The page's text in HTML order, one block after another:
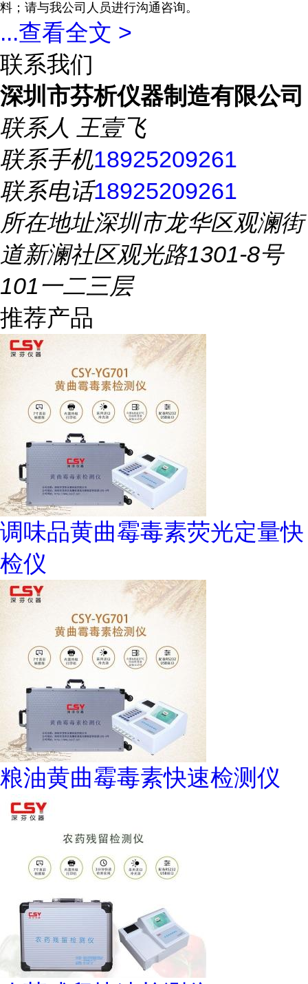
料；请与我公司人员进行沟通咨询。
...查看全文 >
联系我们
深圳市芬析仪器制造有限公司
联系人 王壹飞
联系手机18925209261
联系电话18925209261
所在地址深圳市龙华区观澜街
道新澜社区观光路1301-8号
101一二三层
推荐产品
调味品黄曲霉毒素荧光定量快
检仪
粮油黄曲霉毒素快速检测仪